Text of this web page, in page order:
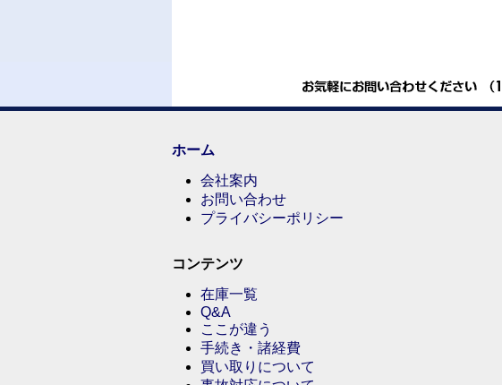
ホーム
会社案内
お問い合わせ
プライバシーポリシー
コンテンツ
在庫一覧
Q&A
ここが違う
手続き・諸経費
買い取りについて